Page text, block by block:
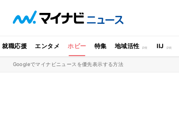
就職応援 エンタメ ホビー 特集 地域活性 IIJ
Googleでマイナビニュースを優先表示する方法